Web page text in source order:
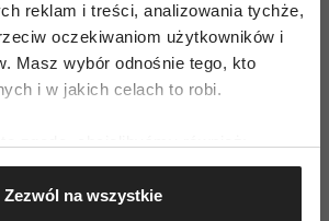
reklam i treści, analizowania tychże,
oczekiwaniom użytkowników i
Masz wybór odnośnie tego, kto
i w jakich celach to robi.
dane dotyczące Twojej lokalizacji
z dokładnością nawet do kilku metrów
Zezwól na wszystkie
ją zwiększyć poprzez
i praktyki
ćwiczenie:
prosto, ale swobodnie